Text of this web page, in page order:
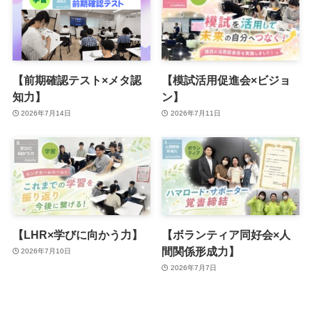
【前期確認テスト×メタ認
知力】
2026年7月14日
【模試活用促進会×ビジョ
ン】
2026年7月11日
【LHR×学びに向かう力】
2026年7月10日
【ボランティア同好会×人
間関係形成力】
2026年7月7日